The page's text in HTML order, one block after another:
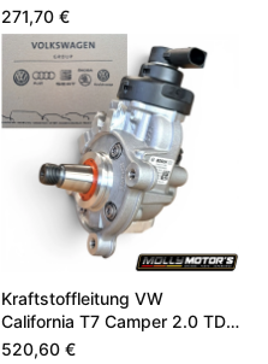
059129711DC
271,70 €
Kraftstoffleitung VW
California T7 Camper 2.0 TDI
DZLA DSSA 05L130755B
520,60 €